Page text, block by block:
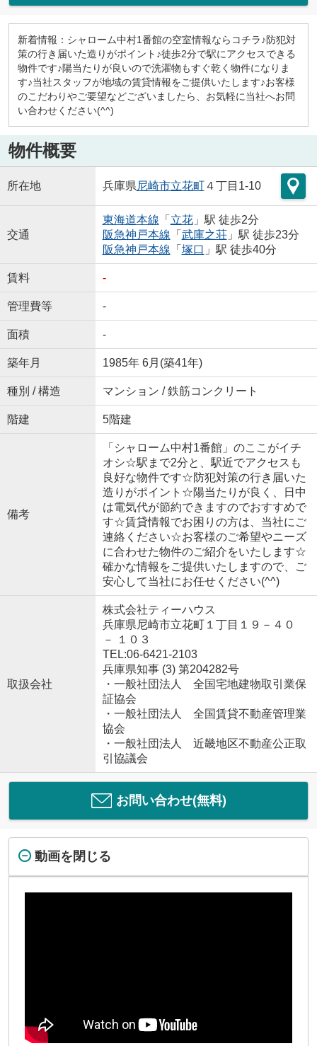
新着情報：シャローム中村1番館の空室情報ならコチラ♪防犯対
策の行き届いた造りがポイント♪徒歩2分で駅にアクセスできる
物件です♪陽当たりが良いので洗濯物もすぐ乾く物件になりま
す♪当社スタッフが地域の賃貸情報をご提供いたします♪お客様
のこだわりやご要望などございましたら、お気軽に当社へお問
い合わせください(^^)
物件概要
所在地 兵庫県尼崎市立花町４丁目1-10
交通
東海道本線 「 立花」駅 徒歩2分
阪急神戸本線 「 武庫之荘」駅 徒歩23分
阪急神戸本線 「 塚口 」駅 徒歩40分
賃料 -
管理費等 -
面積 -
築年月 1985年 6月(築41年)
種別 / 構造 マンション / 鉄筋コンクリート
階建 5階建
備考
「シャローム中村1番館」のここがイチ
オシ☆駅まで2分と、駅近でアクセスも
良好な物件です☆防犯対策の行き届いた
造りがポイント☆陽当たりが良く、日中
は電気代が節約できますのでおすすめで
す☆賃貸情報でお困りの方は、当社にご
連絡ください☆お客様のご希望やニーズ
に合わせた物件のご紹介をいたします☆
確かな情報をご提供いたしますので、ご
安心して当社にお任せください(^^)
取扱会社
株式会社ティーハウス
兵庫県尼崎市立花町１丁目１９－４０
－ １０３
TEL:06-6421-2103
兵庫県知事 (3) 第204282号
・一般社団法人 全国宅地建物取引業保
証協会
・一般社団法人 全国賃貸不動産管理業
協会
・一般社団法人 近畿地区不動産公正取
引協議会
お問い合わせ(無料)
動画を閉じる